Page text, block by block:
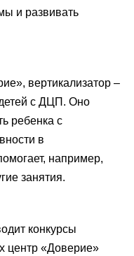
и развивать
вертикализатор –
с ДЦП. Оно
ребенка с
в
например,
занятия.
конкурсы
центр «Доверие»